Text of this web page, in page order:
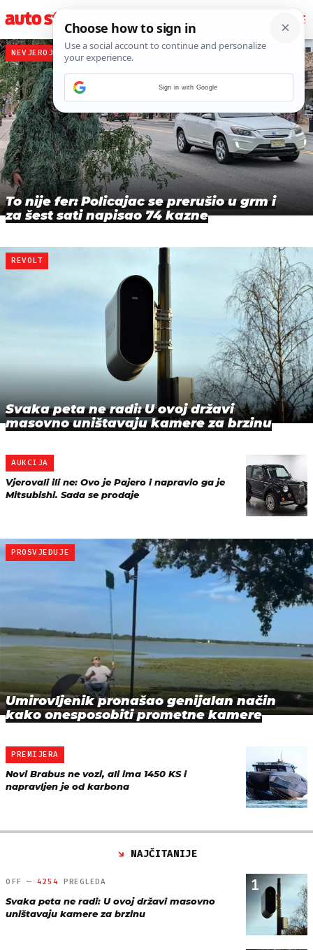
NEVJEROJATNO
To nije fer: Policajac se prerušio u grm i
za šest sati napisao 74 kazne
REVOLT
Svaka peta ne radi: U ovoj državi
masovno uništavaju kamere za brzinu
AUKCIJA
Vjerovali ili ne: Ovo je Pajero i napravio ga je
Mitsubishi. Sada se prodaje
PROSVJEDUJE
Umirovljenik pronašao genijalan način
kako onesposobiti prometne kamere
PREMIJERA
Novi Brabus ne vozi, ali ima 1450 KS i
napravljen je od karbona
NAJČITANIJE
1
OFF —4254 PREGLEDA
Svaka peta ne radi: U ovoj državi masovno
uništavaju kamere za brzinu
Sign in with Google